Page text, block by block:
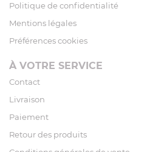
Politique de confidentialité
Mentions légales
Préférences cookies
À VOTRE SERVICE
Contact
Livraison
Paiement
Retour des produits